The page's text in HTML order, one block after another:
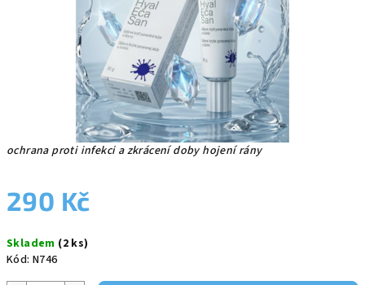
ochrana proti infekci a zkrácení doby hojení rány
290 Kč
cena:
Skladem (2 ks)
Kód: N746